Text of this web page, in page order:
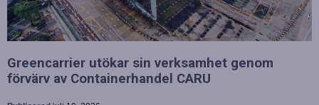
Greencarrier utökar sin verksamhet genom
förvärv av Containerhandel CARU